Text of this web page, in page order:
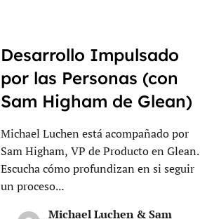
Desarrollo Impulsado
por las Personas (con
Sam Higham de Glean)
Michael Luchen está acompañado por
Sam Higham, VP de Producto en Glean.
Escucha cómo profundizan en si seguir
un proceso...
Michael Luchen & Sam